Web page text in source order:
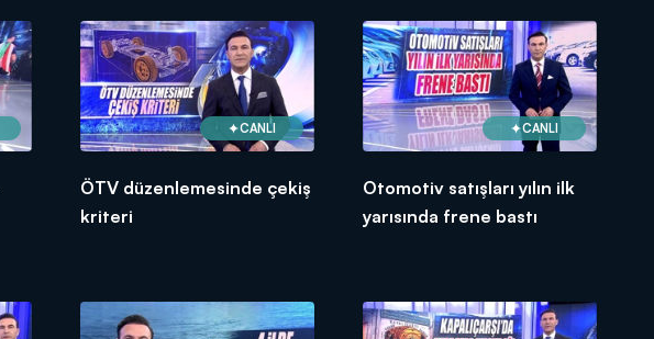
CANLI
ÖTV düzenlemesinde çekiş
kriteri
CANLI
Otomotiv satışları yılın ilk
yarısında frene bastı